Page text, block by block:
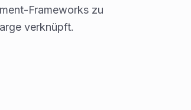
Frameworks zu
verknüpft.